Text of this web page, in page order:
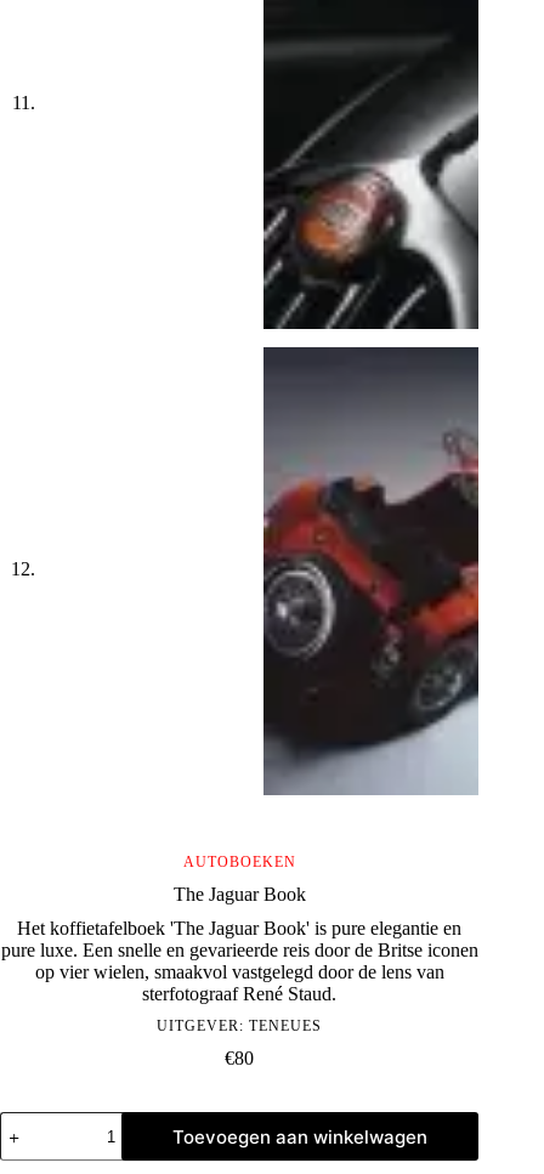
AUTOBOEKEN
The Jaguar Book
Het koffietafelboek 'The Jaguar Book' is pure elegantie en
pure luxe. Een snelle en gevarieerde reis door de Britse iconen
op vier wielen, smaakvol vastgelegd door de lens van
sterfotograaf René Staud.
UITGEVER:TENEUES
€80
The
Jaguar
Book
Toevoegen aan winkelwagen